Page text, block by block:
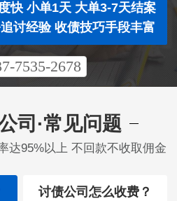
快 小单1天 大单3-7天结案
讨经验 收债技巧手段丰富
7535-2678
司·常见问题
达95%以上 不回款不收取佣金
讨债公司怎么收费？